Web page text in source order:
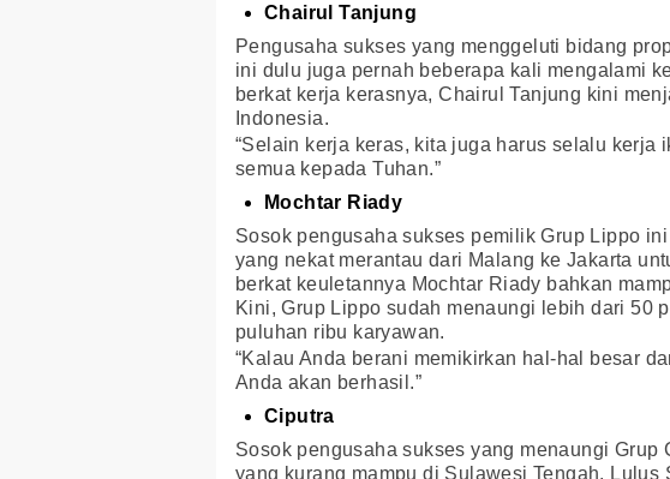
Chairul Tanjung
Pengusaha sukses yang menggeluti bidang
ini dulu juga pernah beberapa kali mengalami
berkat kerja kerasnya, Chairul Tanjung kini
Indonesia.
“Selain kerja keras, kita juga harus selalu kerja
semua kepada Tuhan.”
Mochtar Riady
Sosok pengusaha sukses pemilik Grup Lippo
yang nekat merantau dari Malang ke Jakarta
berkat keuletannya Mochtar Riady bahkan
Kini, Grup Lippo sudah menaungi lebih dari 50
puluhan ribu karyawan.
“Kalau Anda berani memikirkan hal-hal besar
Anda akan berhasil.”
Ciputra
Sosok pengusaha sukses yang menaungi
yang kurang mampu di Sulawesi Tengah. Lulus